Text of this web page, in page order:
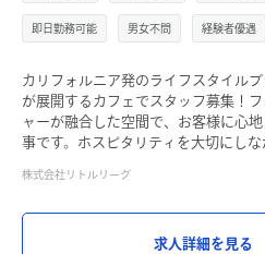
こだわり検索
閉じる
即日勤務可能 男女不問 経験者優遇
カリフォルニア発のライフスタイルブ
が展開するカフェでスタッフ募集！
ャーが融合した空間で、お客様に心
事です。ホスピタリティを大切にし
《ロンハーマンが運営するRon
株式会社リトルリーグ
求人詳細を見る